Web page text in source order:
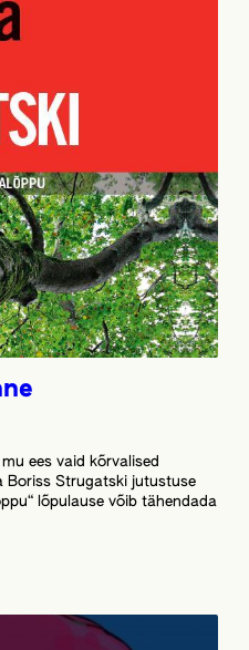
ees vaid kõrvalised
Boriss Strugatski jutustuse
lõpulause võib tähendada